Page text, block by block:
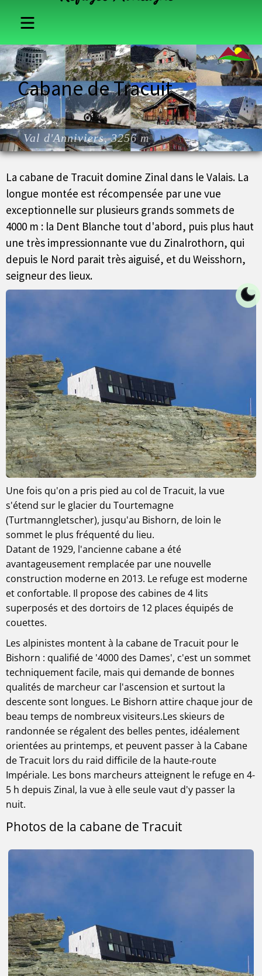
France
Suisse
Italie
Autriche
Cabane de Tracuit
Val d'Anniviers, 3256 m
La cabane de Tracuit domine Zinal dans le Valais. La
longue montée est récompensée par une vue
exceptionnelle sur plusieurs grands sommets de
4000 m : la Dent Blanche tout d'abord, puis plus haut
une très impressionnante vue du Zinalrothorn, qui
depuis le Nord parait très aiguisé, et du Weisshorn,
seigneur des lieux.
Une fois qu'on a pris pied au col de Tracuit, la vue
s'étend sur le glacier du Tourtemagne
(Turtmanngletscher), jusqu'au Bishorn, de loin le
sommet le plus fréquenté du lieu.
Datant de 1929, l'ancienne cabane a été
avantageusement remplacée par une nouvelle
construction moderne en 2013. Le refuge est moderne
et confortable. Il propose des cabines de 4 lits
superposés et des dortoirs de 12 places équipés de
couettes.
Les alpinistes montent à la cabane de Tracuit pour le
Bishorn : qualifié de '4000 des Dames', c'est un sommet
techniquement facile, mais qui demande de bonnes
qualités de marcheur car l'ascension et surtout la
descente sont longues. Le Bishorn attire chaque jour de
beau temps de nombreux visiteurs.Les skieurs de
randonnée se régalent des belles pentes, idéalement
orientées au printemps, et peuvent passer à la Cabane
de Tracuit lors du raid difficile de la haute-route
Impériale. Les bons marcheurs atteignent le refuge en 4-
5 h depuis Zinal, la vue à elle seule vaut d'y passer la
nuit.
Photos de la cabane de Tracuit